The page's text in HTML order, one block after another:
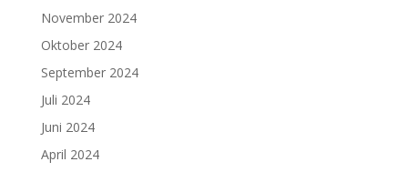
November 2024
Oktober 2024
September 2024
Juli 2024
Juni 2024
April 2024